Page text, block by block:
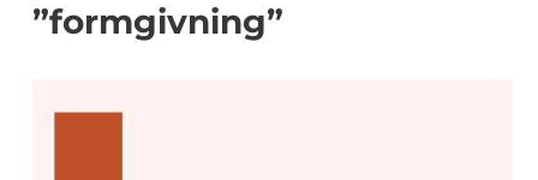
”formgivning”